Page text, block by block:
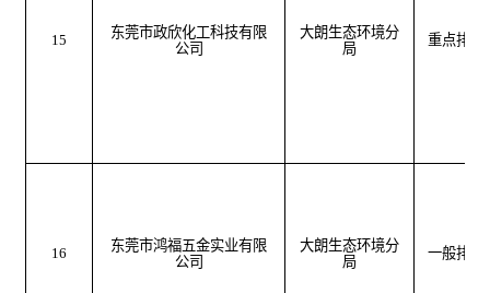
15
东莞市政欣化工科技有限
公司
大朗生态环境分
局
重点排污
16
东莞市鸿福五金实业有限
公司
大朗生态环境分
局
一般排污